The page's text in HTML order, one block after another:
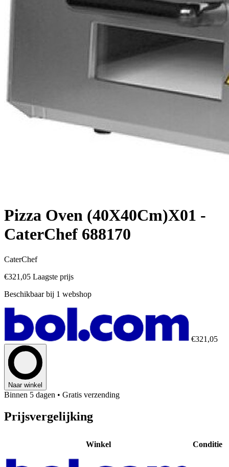
Pizza Oven (40X40Cm)X01 -
CaterChef 688170
CaterChef
€321,05 Laagste prijs
Beschikbaar bij 1 webshop
€321,05
Naar winkel
Binnen 5 dagen • Gratis verzending
Prijsvergelijking
Winkel Conditie